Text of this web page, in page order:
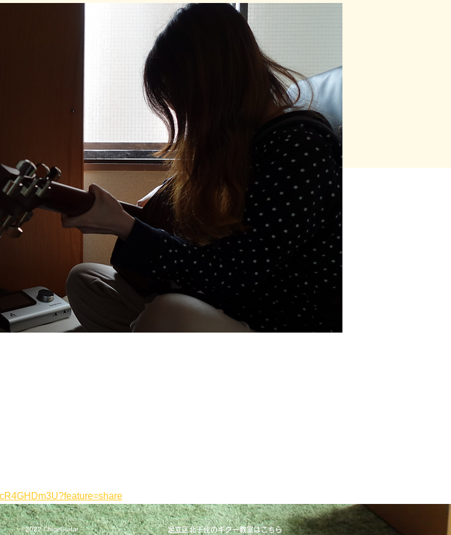
​©️2022 ChigeGuitar 足立区北千住のギター教室はこちら